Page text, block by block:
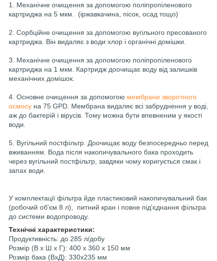
1. Механічне очищення за допомогою поліпропіленового
картриджа на 5 мкм. (іржавкачина, пісок, осад тощо)
2. Сорбційне очищення за допомогою вугільного пресованого
картриджа. Він видаляє з води хлор і органічні домішки.
3. Механічне очищення за допомогою поліпропіленового
картриджа на 1 мкм. Картридж доочищає воду від залишків
механічних домішок.
4. Основне очищення за допомогою мембрани зворотного
осмосу на 75 GPD. Мембрана видаляє всі забруднення у воді,
аж до бактерій і вірусів. Тому можна бути впевненим у якості
води.
5. Вугільний постфільтр. Доочищає воду безпосередньо перед
вживанням. Вода після накопичувального бака проходить
через вугільний постфільтр, завдяки чому коригується смак і
запах води.
У комплектації фільтра йде пластиковий накопичувальний бак
(робочий об'єм 8 л), питний кран і повне під'єднання фільтра
до системи водопроводу.
Технічні характеристики:
Продуктивність: до 285 л/добу
Розмір (В х Ш х Г): 400 х 360 х 150 мм
Розмір бака (ВхД): 330х235 мм